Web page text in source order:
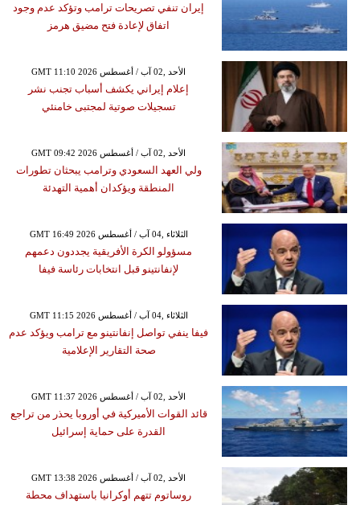
إيران تنفي تصريحات ترامب وتؤكد عدم وجود
اتفاق لإعادة فتح مضيق هرمز
GMT 11:10 2026 الأحد ,02 آب / أغسطس
إعلام إيراني يكشف أسباب تجنب نشر
تسجيلات صوتية لمجتبى خامنئي
GMT 09:42 2026 الأحد ,02 آب / أغسطس
ولي العهد السعودي وترامب يبحثان تطورات
المنطقة ويؤكدان أهمية التهدئة
GMT 16:49 2026 الثلاثاء ,04 آب / أغسطس
مسؤولو الكرة الأفريقية يجددون دعمهم
لإنفانتينو قبل انتخابات رئاسة فيفا
GMT 11:15 2026 الثلاثاء ,04 آب / أغسطس
فيفا ينفي تواصل إنفانتينو مع ترامب ويؤكد عدم
صحة التقارير الإعلامية
GMT 11:37 2026 الأحد ,02 آب / أغسطس
قائد القوات الأميركية في أوروبا يحذر من تراجع
القدرة على حماية إسرائيل
GMT 13:38 2026 الأحد ,02 آب / أغسطس
روساتوم تتهم أوكرانيا باستهداف محطة